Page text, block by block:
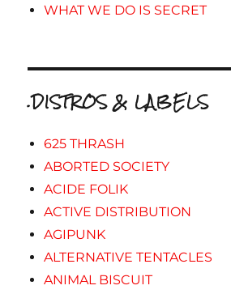
WHAT WE DO IS SECRET
.DISTROS & LABELS
625 THRASH
ABORTED SOCIETY
ACIDE FOLIK
ACTIVE DISTRIBUTION
AGIPUNK
ALTERNATIVE TENTACLES
ANIMAL BISCUIT